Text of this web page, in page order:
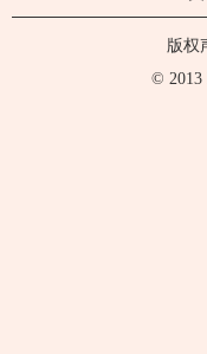
版权
© 2013